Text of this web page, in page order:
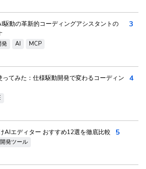
動の革新的コーディングアシスタントの
発 AI MCP
3
てみた：仕様駆動開発で変わるコーディン
4
AIエディター おすすめ12選を徹底比較
開発ツール
5